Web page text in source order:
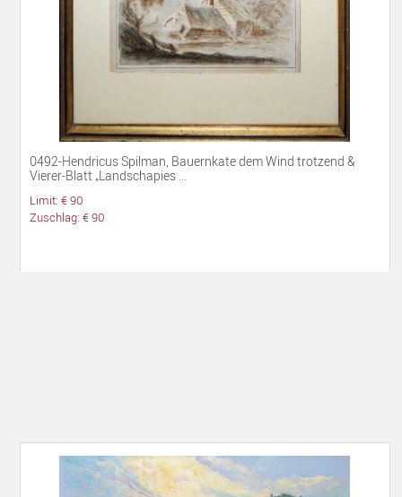
0492-Hendricus Spilman, Bauernkate dem Wind trotzend &
Vierer-Blatt „Landschapies ...
Limit: € 90
Zuschlag: € 90